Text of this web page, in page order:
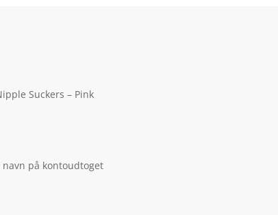
Suckers – Pink
på kontoudtoget